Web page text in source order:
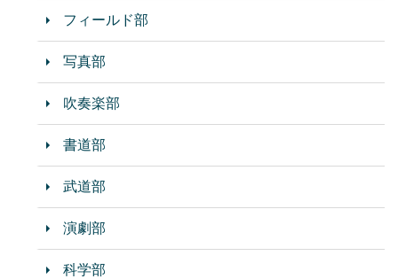
フィールド部
写真部
吹奏楽部
書道部
武道部
演劇部
科学部